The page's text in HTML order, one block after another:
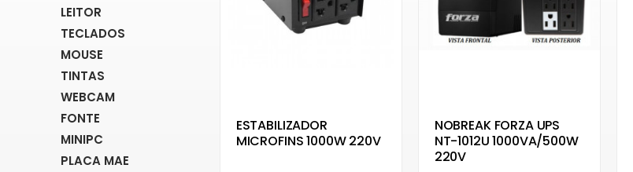
ESTABILIZADOR
MICROFINS 1000W 220V
NOBREAK FORZA UPS
NT-1012U 1000VA/500W
220V
LEITOR
TECLADOS
MOUSE
TINTAS
WEBCAM
FONTE
MINIPC
PLACA MAE